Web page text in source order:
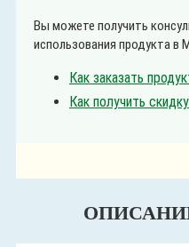
Вы можете получить
использования продукта в
Как заказать
Как получить